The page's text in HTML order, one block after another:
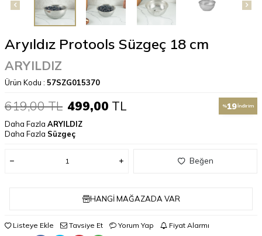
Aryıldız Protools Süzgeç 18 cm
ARYILDIZ
Ürün Kodu : 57SZG015370
619,00TL 499,00 TL %19İndirim
Daha Fazla ARYILDIZ
Daha Fazla Süzgeç
Beğen
HANGI MAĞAZADA VAR
Listeye Ekle Tavsiye Et Yorum Yap Fiyat Alarmı